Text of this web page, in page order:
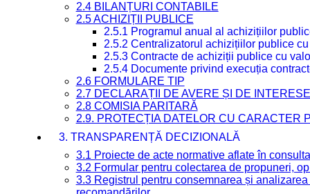
2.4 BILANȚURI CONTABILE
2.5 ACHIZIȚII PUBLICE
2.5.1 Programul anual al achizițiilor
2.5.2 Centralizatorul achizițiilor publice
2.5.3 Contracte de achiziții publice cu
2.5.4 Documente privind execuția
2.6 FORMULARE TIP
2.7 DECLARAȚII DE AVERE ȘI DE INTERESE
2.8 COMISIA PARITARĂ
2.9. PROTECȚIA DATELOR CU CARACTER
3. TRANSPARENȚĂ DECIZIONALĂ
3.1 Proiecte de acte normative aflate în
3.2 Formular pentru colectarea de propuneri,
3.3 Registrul pentru consemnarea și